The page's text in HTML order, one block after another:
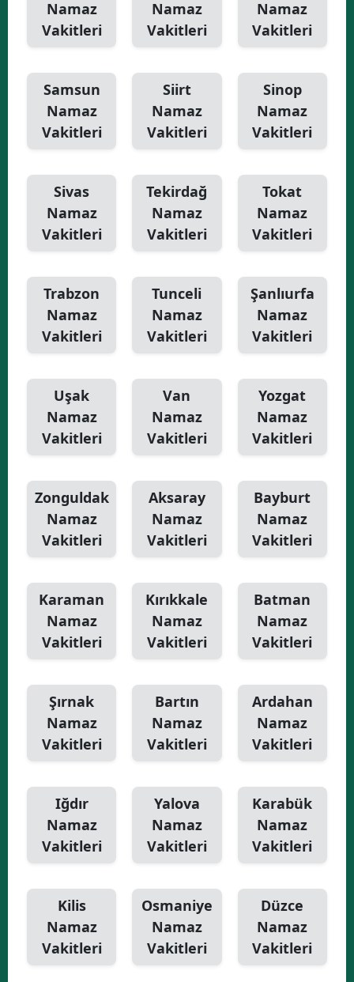
Namaz
Vakitleri
Namaz
Vakitleri
Namaz
Vakitleri
Samsun
Namaz
Vakitleri
Siirt
Namaz
Vakitleri
Sinop
Namaz
Vakitleri
Sivas
Namaz
Vakitleri
Tekirdağ
Namaz
Vakitleri
Tokat
Namaz
Vakitleri
Trabzon
Namaz
Vakitleri
Tunceli
Namaz
Vakitleri
Şanlıurfa
Namaz
Vakitleri
Uşak
Namaz
Vakitleri
Van
Namaz
Vakitleri
Yozgat
Namaz
Vakitleri
Zonguldak
Namaz
Vakitleri
Aksaray
Namaz
Vakitleri
Bayburt
Namaz
Vakitleri
Karaman
Namaz
Vakitleri
Kırıkkale
Namaz
Vakitleri
Batman
Namaz
Vakitleri
Şırnak
Namaz
Vakitleri
Bartın
Namaz
Vakitleri
Ardahan
Namaz
Vakitleri
Iğdır
Namaz
Vakitleri
Yalova
Namaz
Vakitleri
Karabük
Namaz
Vakitleri
Kilis
Namaz
Vakitleri
Osmaniye
Namaz
Vakitleri
Düzce
Namaz
Vakitleri